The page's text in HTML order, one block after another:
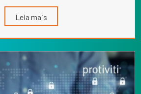
Leia mais